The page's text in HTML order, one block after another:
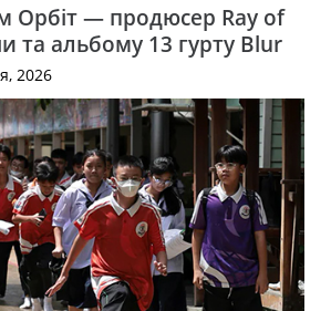
Орбіт — продюсер Ray of
та альбому 13 гурту Blur
2026